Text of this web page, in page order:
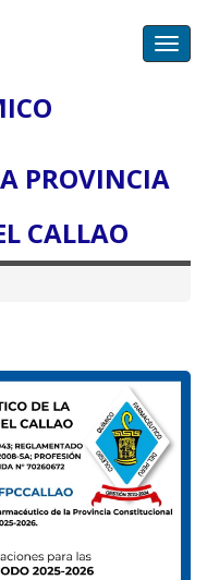
PROVINCIA
CALLAO